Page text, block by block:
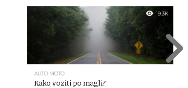
19.3K
AUTO MOTO
Kako voziti po magli?